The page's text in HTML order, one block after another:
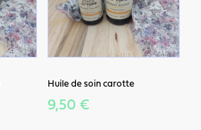
Huile de soin carotte
9,50 €